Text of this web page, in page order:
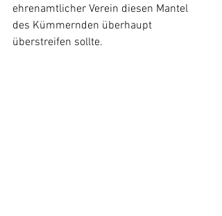
ehrenamtlicher Verein diesen Mantel
des Kümmernden überhaupt
überstreifen sollte.